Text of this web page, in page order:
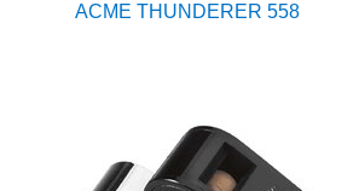
ACME THUNDERER 558